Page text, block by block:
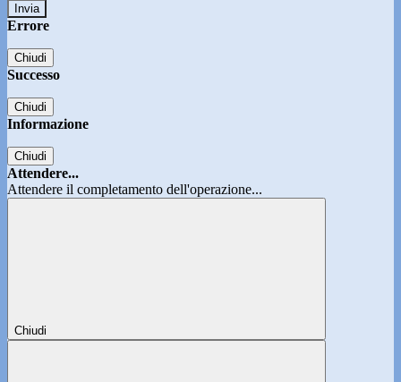
Errore
Chiudi
Successo
Chiudi
Informazione
Chiudi
Attendere...
Attendere il completamento dell'operazione...
Chiudi